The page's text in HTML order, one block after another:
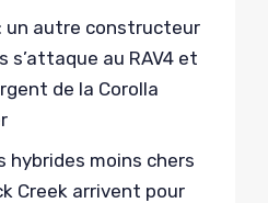
un autre constructeur
s’attaque au RAV4 et
de la Corolla
hybrides moins chers
Creek arrivent pour